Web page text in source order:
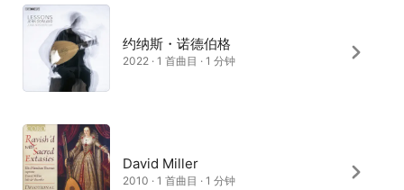
约纳斯・诺德伯格
2022 · 1 首曲目 · 1 分钟
David Miller
2010 · 1 首曲目 · 1 分钟